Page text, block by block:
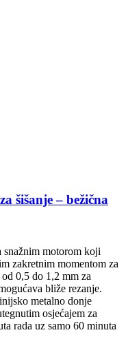
šišanje – bežična
snažnim motorom koji
zakretnim momentom za
0,5 do 1,2 mm za
bliže rezanje.
metalno donje
osjećajem za
rada uz samo 60 minuta